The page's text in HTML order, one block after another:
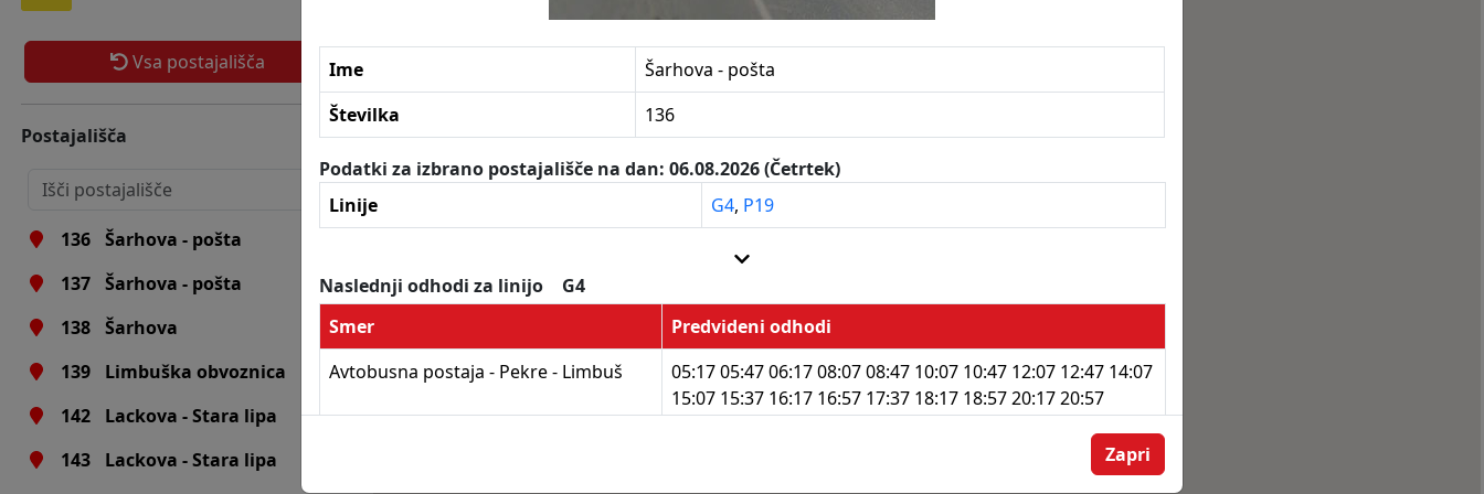
Vsa postajališča
Postajališča
130
Pekre
132 Erjavčeva
133
135 Erjavčeva - ZD
136 Šarhova - pošta
137 Šarhova - pošta
138 Šarhova
139
Limbuška obvoznica
142
Lackova - Stara lipa
143
Lackova - Stara lipa
Ime
Šarhova - pošta
Številka
136
Podatki za izbrano postajališče na dan: 06.08.2026 (Četrtek)
Linije
G4, P19
Naslednji odhodi za linijo
G4
Smer
Predvideni odhodi
Avtobusna postaja - Pekre - Limbuš
05:17 05:47 06:17 08:07 08:47 10:07 10:47 12:07 12:47 14:07
15:07 15:37 16:17 16:57 17:37 18:17 18:57 20:17 20:57
06:47 07:27 09:27 11:27 13:27 14:37 19:37 21:37 22:32 Zapri